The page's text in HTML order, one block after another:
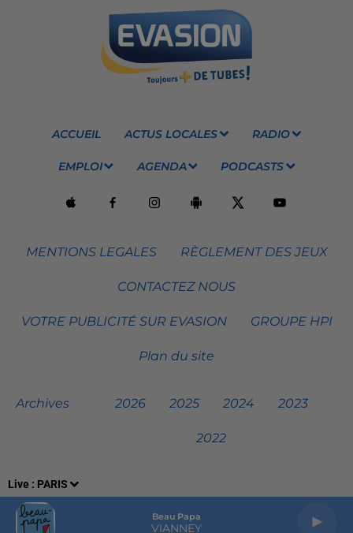
Live : PARIS
Beau Papa
VIANNEY
ACCUEIL ACTUS LOCALES RADIO
EMPLOI AGENDA PODCASTS
MENTIONS LEGALES RÈGLEMENT DES JEUX
CONTACTEZ NOUS
VOTRE PUBLICITÉ SUR EVASION GROUPE HPI
Plan du site
Archives 2026 2025 2024 2023
2022